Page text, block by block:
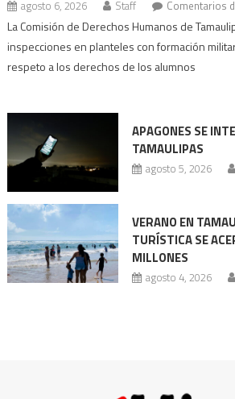
agosto 6, 2026 Staff Comentarios
La Comisión de Derechos Humanos de
inspecciones en planteles con formación
respeto a los derechos de los alumnos
APAGONES SE
TAMAULIPAS
agosto 5, 2026
VERANO EN
TURÍSTICA SE
MILLONES
agosto 4, 2026